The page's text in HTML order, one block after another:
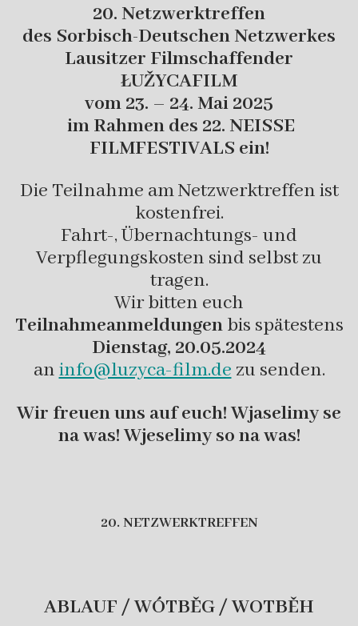
20. Netzwerktreffen
des Sorbisch-Deutschen Netzwerkes
Lausitzer Filmschaffender
ŁUŽYCAFILM
vom 23. – 24. Mai 2025
im Rahmen des 22. NEISSE
FILMFESTIVALS ein!
Die Teilnahme am Netzwerktreffen ist
kostenfrei.
Fahrt-, Übernachtungs- und
Verpflegungskosten sind selbst zu
tragen.
Wir bitten euch
Teilnahmeanmeldungenbis spätestens
Dienstag, 20.05.2024
aninfo@luzyca-film.de zu senden.
Wir freuen uns auf euch! Wjaselimy se
na was! Wjeselimy so na was!
20. NETZWERKTREFFEN
ABLAUF / WÓTBĚG / WOTBĚH